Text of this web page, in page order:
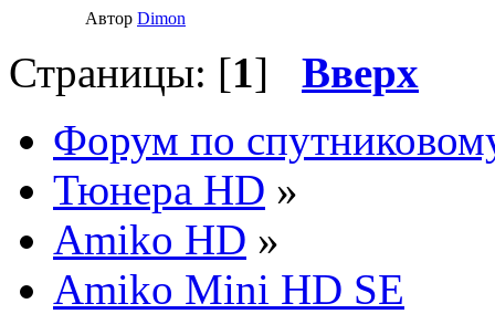
Автор Dimon
Страницы: [1] Вверх
Форум по
Тюнера HD »
Amiko HD »
Amiko Mini HD SE